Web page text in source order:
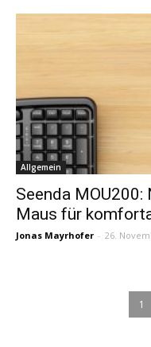
Allgemein
Seenda
Maus für
Jonas Mayrhofer - 26.
1